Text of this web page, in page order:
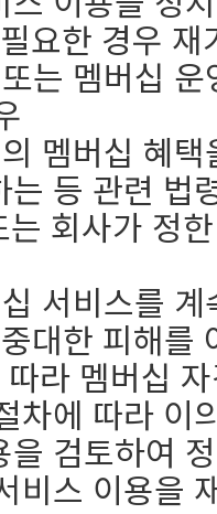
요한 경우
는 멤버십
멤버십 혜
는 등 관련 법
회사가 정
서비스를
대한 피해를
라 멤버십
차에 따라 이
을 검토하여
비스 이용을